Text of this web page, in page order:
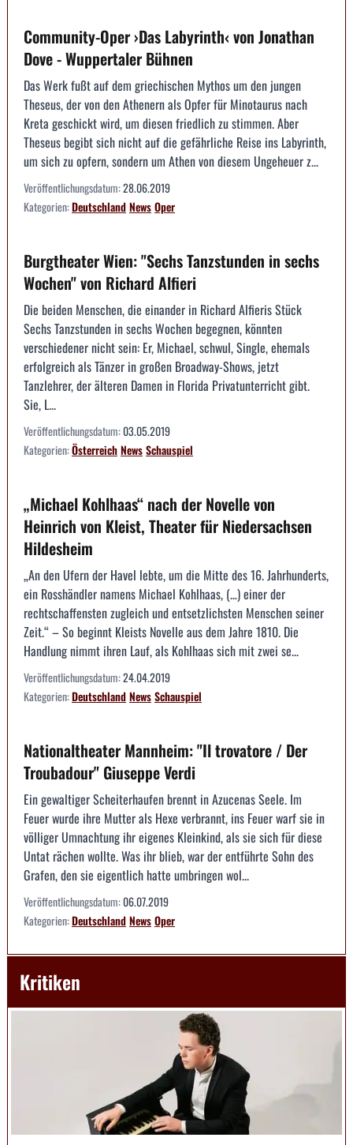
Community-Oper ›Das Labyrinth‹ von Jonathan
Dove - Wuppertaler Bühnen
Das Werk fußt auf dem griechischen Mythos um den jungen
Theseus, der von den Athenern als Opfer für Minotaurus nach
Kreta geschickt wird, um diesen friedlich zu stimmen. Aber
Theseus begibt sich nicht auf die gefährliche Reise ins Labyrinth,
um sich zu opfern, sondern um Athen von diesem Ungeheuer z...
Veröffentlichungsdatum:28.06.2019
Kategorien:DeutschlandNewsOper
Burgtheater Wien: "Sechs Tanzstunden in sechs
Wochen" von Richard Alfieri
Die beiden Menschen, die einander in Richard Alfieris Stück
Sechs Tanzstunden in sechs Wochen begegnen, könnten
verschiedener nicht sein: Er, Michael, schwul, Single, ehemals
erfolgreich als Tänzer in großen Broadway-Shows, jetzt
Tanzlehrer, der älteren Damen in Florida Privatunterricht gibt.
Sie, L...
Veröffentlichungsdatum:03.05.2019
Kategorien:ÖsterreichNewsSchauspiel
„Michael Kohlhaas“ nach der Novelle von
Heinrich von Kleist, Theater für Niedersachsen
Hildesheim
„An den Ufern der Havel lebte, um die Mitte des 16. Jahrhunderts,
ein Rosshändler namens Michael Kohlhaas, (…) einer der
rechtschaffensten zugleich und entsetzlichsten Menschen seiner
Zeit.“ – So beginnt Kleists Novelle aus dem Jahre 1810. Die
Handlung nimmt ihren Lauf, als Kohlhaas sich mit zwei se...
Veröffentlichungsdatum:24.04.2019
Kategorien:DeutschlandNewsSchauspiel
Nationaltheater Mannheim: "Il trovatore / Der
Troubadour" Giuseppe Verdi
Ein gewaltiger Scheiterhaufen brennt in Azucenas Seele. Im
Feuer wurde ihre Mutter als Hexe verbrannt, ins Feuer warf sie in
völliger Umnachtung ihr eigenes Kleinkind, als sie sich für diese
Untat rächen wollte. Was ihr blieb, war der entführte Sohn des
Grafen, den sie eigentlich hatte umbringen wol...
Veröffentlichungsdatum:06.07.2019
Kategorien:DeutschlandNewsOper
Kritiken